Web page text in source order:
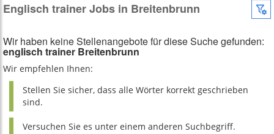
Englisch trainer Jobs in Breitenbrunn
Wir haben keine Stellenangebote für diese Suche gefunden:
englisch trainer Breitenbrunn
Wir empfehlen Ihnen:
Stellen Sie sicher, dass alle Wörter korrekt geschrieben
sind.
Versuchen Sie es unter einem anderen Suchbegriff.